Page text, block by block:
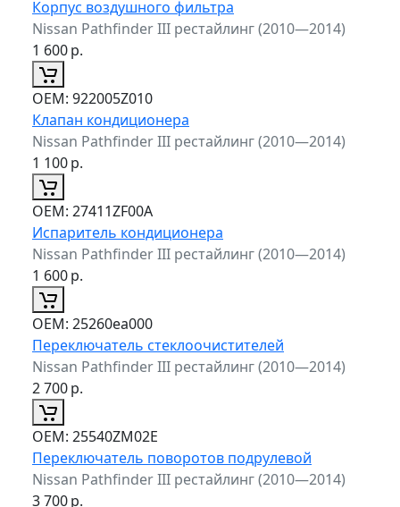
Корпус воздушного фильтра
Nissan Pathfinder III рестайлинг (2010—2014)
1 600р.
ОЕМ: 922005Z010
Клапан кондиционера
Nissan Pathfinder III рестайлинг (2010—2014)
1 100р.
ОЕМ: 27411ZF00A
Испаритель кондиционера
Nissan Pathfinder III рестайлинг (2010—2014)
1 600р.
ОЕМ: 25260ea000
Переключатель стеклоочистителей
Nissan Pathfinder III рестайлинг (2010—2014)
2 700р.
ОЕМ: 25540ZM02E
Переключатель поворотов подрулевой
Nissan Pathfinder III рестайлинг (2010—2014)
3 700р.